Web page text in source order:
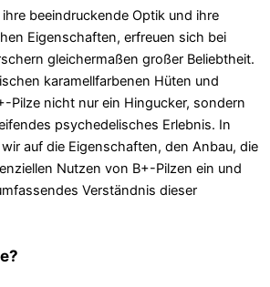
beeindruckende Optik und ihre
Eigenschaften, erfreuen sich bei
gleichermaßen großer Beliebtheit.
karamellfarbenen Hüten und
Pilze nicht nur ein Hingucker, sondern
psychedelisches Erlebnis. In
auf die Eigenschaften, den Anbau, die
Nutzen von B+-Pilzen ein und
Verständnis dieser